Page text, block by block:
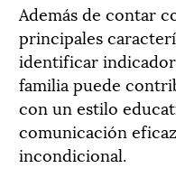
Además de contar
principales
identificar
familia puede
con un estilo
comunicación
incondicional.